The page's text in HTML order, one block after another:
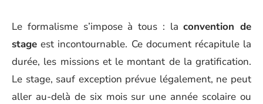
Le formalisme s’impose à tous : laconvention de
stage est incontournable. Ce document récapitule la
durée, les missions et le montant de la gratification.
Le stage, sauf exception prévue légalement, ne peut
aller au-delà de six mois sur une année scolaire ou